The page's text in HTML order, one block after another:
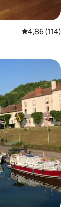
4,86 de uma
4,86 (114)